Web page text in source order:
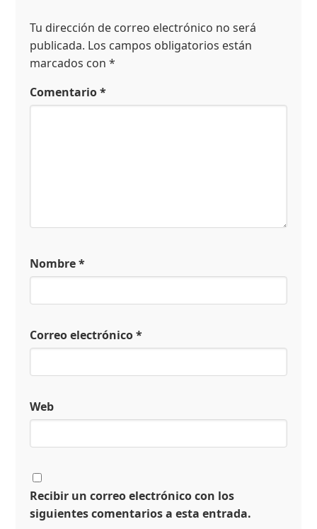
Tu dirección de correo electrónico no será
publicada. Los campos obligatorios están
marcados con*
Comentario*
Nombre*
Correo electrónico*
Web
Recibir un correo electrónico con los
siguientes comentarios a esta entrada.